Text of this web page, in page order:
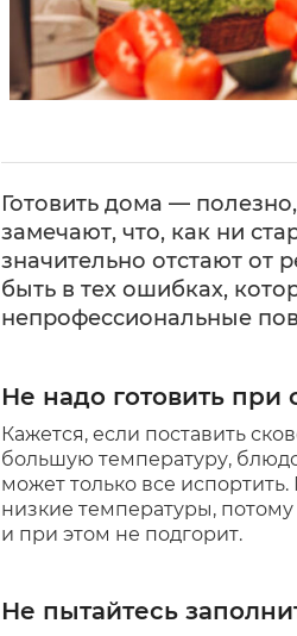
Готовить дома —
замечают, что, как ни
значительно отстают от
быть в тех ошибках,
непрофессиональные
Не надо готовить
Кажется, если поставить
большую температуру,
может только все
низкие температуры,
и при этом не подгорит.
Не пытайтесь